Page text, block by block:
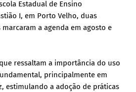
Estadual de Ensino
I, em Porto Velho, duas
a agenda em agosto e
ressaltam a importância do uso
principalmente em
estimulando a adoção de práticas